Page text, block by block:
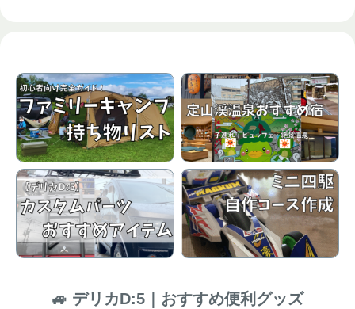
🚙 デリカD:5｜おすすめ便利グッズ